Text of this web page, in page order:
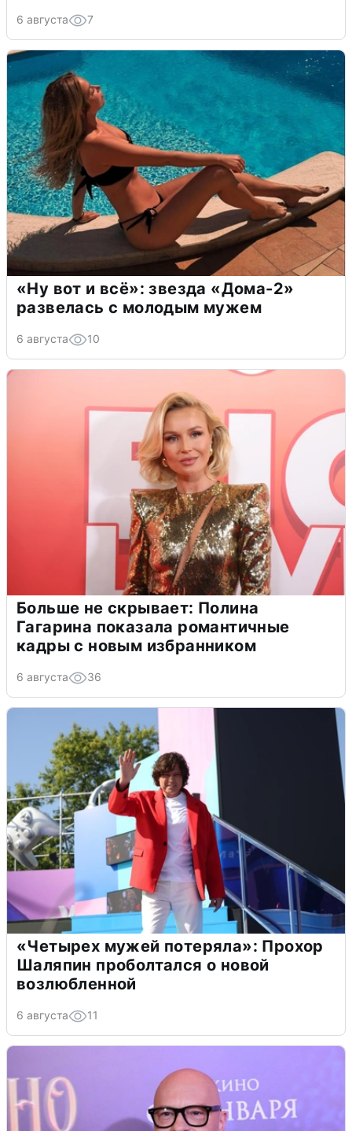
6 августа 7
«Ну вот и всё»: звезда «Дома-2»
развелась с молодым мужем
6 августа 10
Больше не скрывает: Полина
Гагарина показала романтичные
кадры с новым избранником
6 августа 36
«Четырех мужей потеряла»: Прохор
Шаляпин проболтался о новой
возлюбленной
6 августа 11